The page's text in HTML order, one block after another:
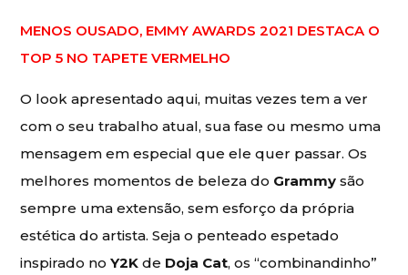
MENOS OUSADO, EMMY AWARDS 2021 DESTACA O
TOP 5 NO TAPETE VERMELHO
O look apresentado aqui, muitas vezes tem a ver
com o seu trabalho atual, sua fase ou mesmo uma
mensagem em especial que ele quer passar. Os
melhores momentos de beleza do Grammy são
sempre uma extensão, sem esforço da própria
estética do artista. Seja o penteado espetado
inspirado noY2Kde Doja Cat, os “combinandinho”